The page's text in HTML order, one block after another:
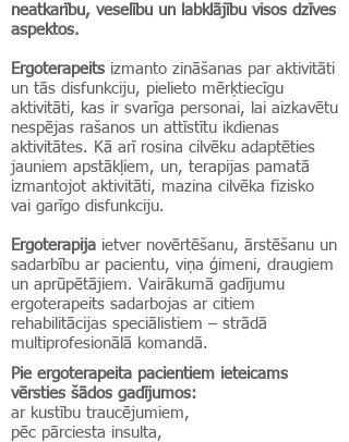
neatkarību, veselību un labklājību visos dzīves
aspektos.
Ergoterapeits izmanto zināšanas par aktivitāti
un tās disfunkciju, pielieto mērķtiecīgu
aktivitāti, kas ir svarīga personai, lai aizkavētu
nespējas rašanos un attīstītu ikdienas
aktivitātes. Kā arī rosina cilvēku adaptēties
jauniem apstākļiem, un, terapijas pamatā
izmantojot aktivitāti, mazina cilvēka fizisko
vai garīgo disfunkciju.
Ergoterapija ietver novērtēšanu, ārstēšanu un
sadarbību ar pacientu, viņa ģimeni, draugiem
un aprūpētājiem. Vairākumā gadījumu
ergoterapeits sadarbojas ar citiem
rehabilitācijas speciālistiem – strādā
multiprofesionālā komandā.
Pie ergoterapeita pacientiem ieteicams
vērsties šādos gadījumos:
ar kustību traucējumiem,
pēc pārciesta insulta,